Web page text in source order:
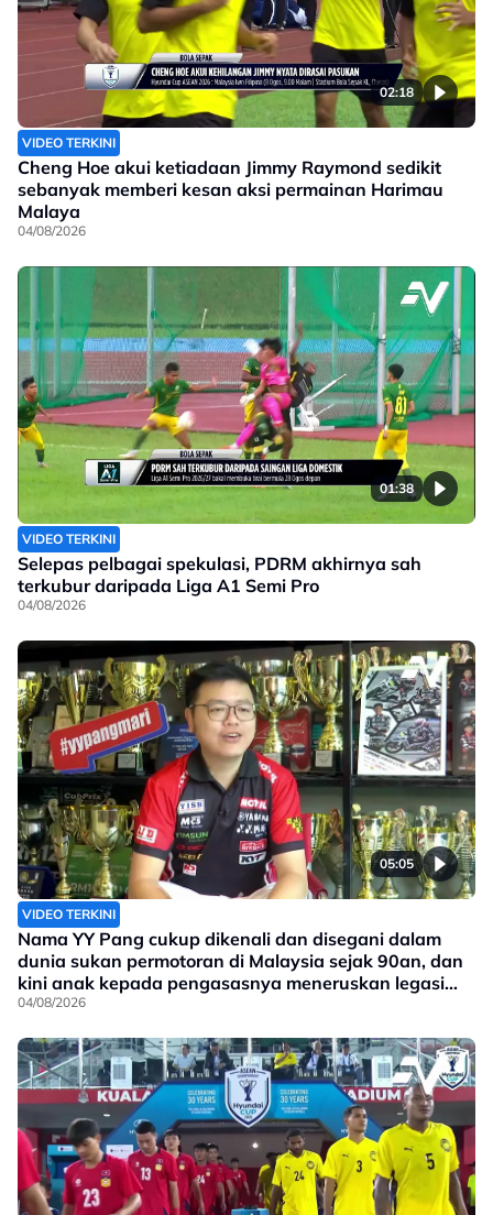
02:18
VIDEO TERKINI
Cheng Hoe akui ketiadaan Jimmy Raymond sedikit
sebanyak memberi kesan aksi permainan Harimau
Malaya
04/08/2026
01:38
VIDEO TERKINI
Selepas pelbagai spekulasi, PDRM akhirnya sah
terkubur daripada Liga A1 Semi Pro
04/08/2026
05:05
VIDEO TERKINI
Nama YY Pang cukup dikenali dan disegani dalam
dunia sukan permotoran di Malaysia sejak 90an, dan
kini anak kepada pengasasnya meneruskan legasi
yang telah ditinggalkan
04/08/2026